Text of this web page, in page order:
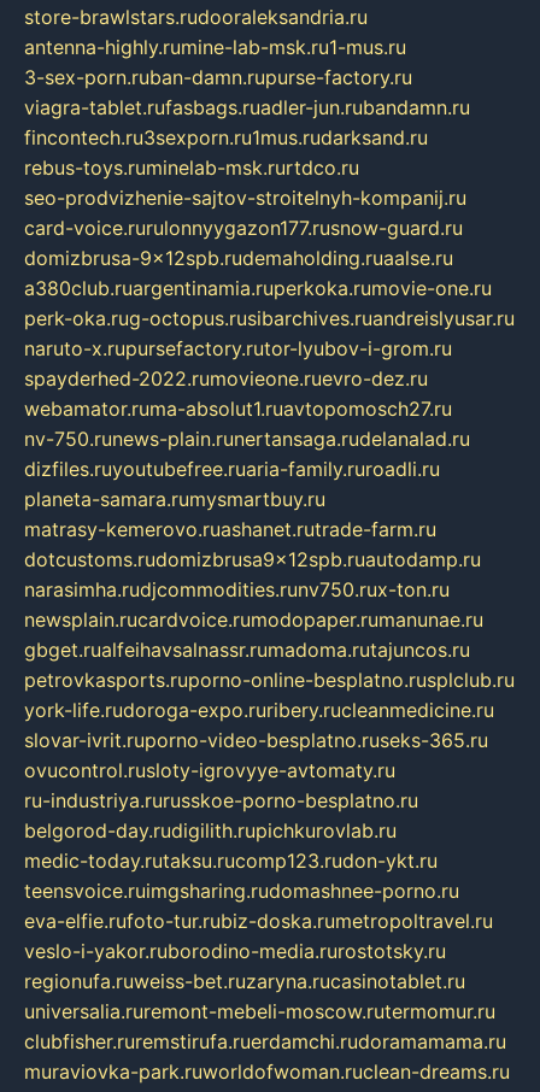
store-brawlstars.rudooraleksandria.ru
antenna-highly.rumine-lab-msk.ru1-mus.ru
3-sex-porn.ruban-damn.rupurse-factory.ru
viagra-tablet.rufasbags.ruadler-jun.rubandamn.ru
fincontech.ru3sexporn.ru1mus.rudarksand.ru
rebus-toys.ruminelab-msk.rurtdco.ru
seo-prodvizhenie-sajtov-stroitelnyh-kompanij.ru
card-voice.rurulonnyygazon177.rusnow-guard.ru
domizbrusa-9x12spb.rudemaholding.ruaalse.ru
a380club.ruargentinamia.ruperkoka.rumovie-one.ru
perk-oka.rug-octopus.rusibarchives.ruandreislyusar.ru
naruto-x.rupursefactory.rutor-lyubov-i-grom.ru
spayderhed-2022.rumovieone.ruevro-dez.ru
webamator.ruma-absolut1.ruavtopomosch27.ru
nv-750.runews-plain.runertansaga.rudelanalad.ru
dizfiles.ruyoutubefree.ruaria-family.ruroadli.ru
planeta-samara.rumysmartbuy.ru
matrasy-kemerovo.ruashanet.rutrade-farm.ru
dotcustoms.rudomizbrusa9x12spb.ruautodamp.ru
narasimha.rudjcommodities.runv750.rux-ton.ru
newsplain.rucardvoice.rumodopaper.rumanunae.ru
gbget.rualfeihavsalnassr.rumadoma.rutajuncos.ru
petrovkasports.ruporno-online-besplatno.rusplclub.ru
york-life.rudoroga-expo.ruribery.rucleanmedicine.ru
slovar-ivrit.ruporno-video-besplatno.ruseks-365.ru
ovucontrol.rusloty-igrovyye-avtomaty.ru
ru-industriya.rurusskoe-porno-besplatno.ru
belgorod-day.rudigilith.rupichkurovlab.ru
medic-today.rutaksu.rucomp123.rudon-ykt.ru
teensvoice.ruimgsharing.rudomashnee-porno.ru
eva-elfie.rufoto-tur.rubiz-doska.rumetropoltravel.ru
veslo-i-yakor.ruborodino-media.rurostotsky.ru
regionufa.ruweiss-bet.ruzaryna.rucasinotablet.ru
universalia.ruremont-mebeli-moscow.rutermomur.ru
clubfisher.ruremstirufa.ruerdamchi.rudoramamama.ru
muraviovka-park.ruworldofwoman.ruclean-dreams.ru